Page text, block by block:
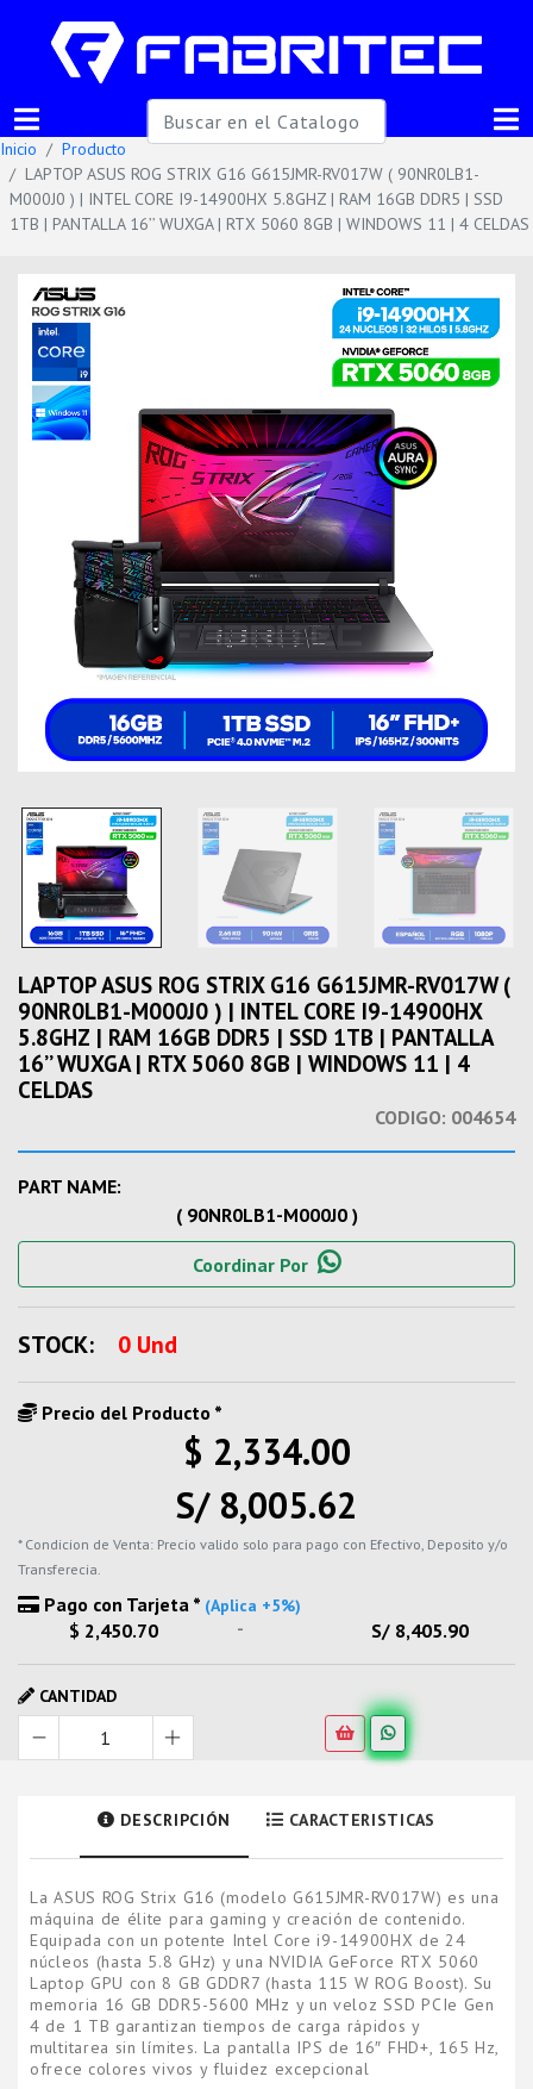
Inicio
Producto
LAPTOP ASUS ROG STRIX G16 G615JMR-RV017W ( 90NR0LB1-
M000J0 ) | INTEL CORE I9-14900HX 5.8GHZ | RAM 16GB DDR5 | SSD
1TB | PANTALLA 16’’ WUXGA | RTX 5060 8GB | WINDOWS 11 | 4 CELDAS
LAPTOP ASUS ROG STRIX G16 G615JMR-RV017W (
90NR0LB1-M000J0 ) | INTEL CORE I9-14900HX
5.8GHZ | RAM 16GB DDR5 | SSD 1TB | PANTALLA
16’’ WUXGA | RTX 5060 8GB | WINDOWS 11 | 4
CELDAS
CODIGO: 004654
PART NAME:
( 90NR0LB1-M000J0 )
Coordinar Por
STOCK: 0 Und
Precio del Producto *
$ 2,334.00
S/ 8,005.62
* Condicion de Venta: Precio valido solo para pago con Efectivo, Deposito y/o
Transferecia.
Pago con Tarjeta * (Aplica +5%)
$ 2,450.70 - S/ 8,405.90
CANTIDAD
DESCRIPCIÓN CARACTERISTICAS
La ASUS ROG Strix G16 (modelo G615JMR-RV017W) es una
máquina de élite para gaming y creación de contenido.
Equipada con un potente Intel Core i9-14900HX de 24
núcleos (hasta 5.8 GHz) y una NVIDIA GeForce RTX 5060
Laptop GPU con 8 GB GDDR7 (hasta 115 W ROG Boost). Su
memoria 16 GB DDR5-5600 MHz y un veloz SSD PCIe Gen
4 de 1 TB garantizan tiempos de carga rápidos y
multitarea sin límites. La pantalla IPS de 16″ FHD+, 165 Hz,
ofrece colores vivos y fluidez excepcional